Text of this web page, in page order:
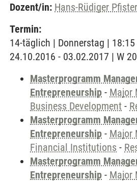
Dozent/in: Hans-Rüdiger Pfister
Termin:
14-täglich | Donnerstag |
24.10.2016 - 03.02.2017 | W
Masterprogramm
Entrepreneurship - Major
Business Development -
Masterprogramm
Entrepreneurship - Major
Financial Institutions -
Masterprogramm
Entrepreneurship - Major